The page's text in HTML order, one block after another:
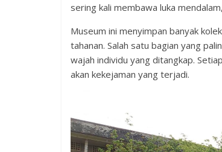
sering kali membawa luka
Museum ini menyimpan banyak
tahanan. Salah satu bagian yang
wajah individu yang ditangkap.
akan kekejaman yang terjadi.